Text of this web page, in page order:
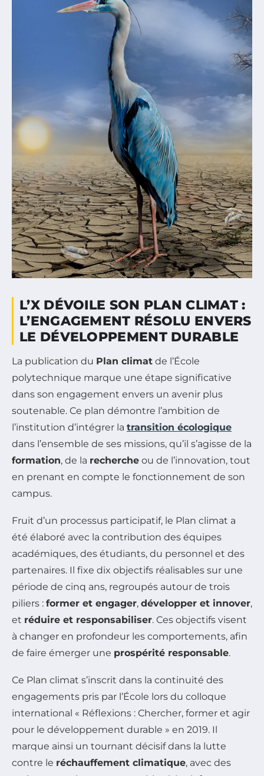
L’X DÉVOILE SON PLAN CLIMAT :
L’ENGAGEMENT RÉSOLU ENVERS
LE DÉVELOPPEMENT DURABLE
La publication du Plan climat de l’École
polytechnique marque une étape significative
dans son engagement envers un avenir plus
soutenable. Ce plan démontre l’ambition de
l’institution d’intégrer la transition écologique
dans l’ensemble de ses missions, qu’il s’agisse de la
formation, de la recherche ou de l’innovation, tout
en prenant en compte le fonctionnement de son
campus.
Fruit d’un processus participatif, le Plan climat a
été élaboré avec la contribution des équipes
académiques, des étudiants, du personnel et des
partenaires. Il fixe dix objectifs réalisables sur une
période de cinq ans, regroupés autour de trois
piliers : former et engager, développer et innover,
et réduire et responsabiliser. Ces objectifs visent
à changer en profondeur les comportements, afin
de faire émerger une prospérité responsable.
Ce Plan climat s’inscrit dans la continuité des
engagements pris par l’École lors du colloque
international « Réflexions : Chercher, former et agir
pour le développement durable » en 2019. Il
marque ainsi un tournant décisif dans la lutte
contre le réchauffement climatique, avec des